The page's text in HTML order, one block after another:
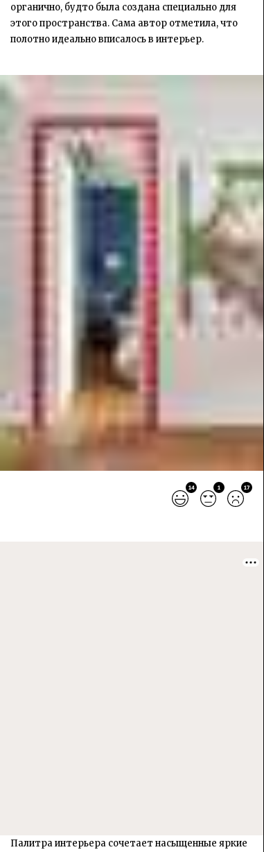
органично, будто была создана специально для
этого пространства. Сама автор отметила, что
полотно идеально вписалось в интерьер.
14 1 17
Палитра интерьера сочетает насыщенные яркие